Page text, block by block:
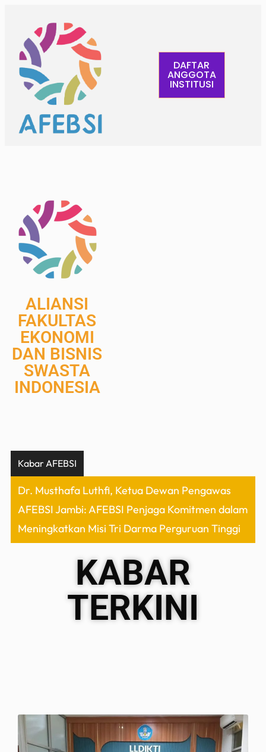
DAFTAR
ANGGOTA
INSTITUSI
ALIANSI
FAKULTAS
EKONOMI
DAN BISNIS
SWASTA
INDONESIA
Kabar AFEBSI
Dr. Musthafa Luthfi, Ketua Dewan Pengawas
AFEBSI Jambi: AFEBSI Penjaga Komitmen dalam
Meningkatkan Misi Tri Darma Perguruan Tinggi
KABAR
TERKINI